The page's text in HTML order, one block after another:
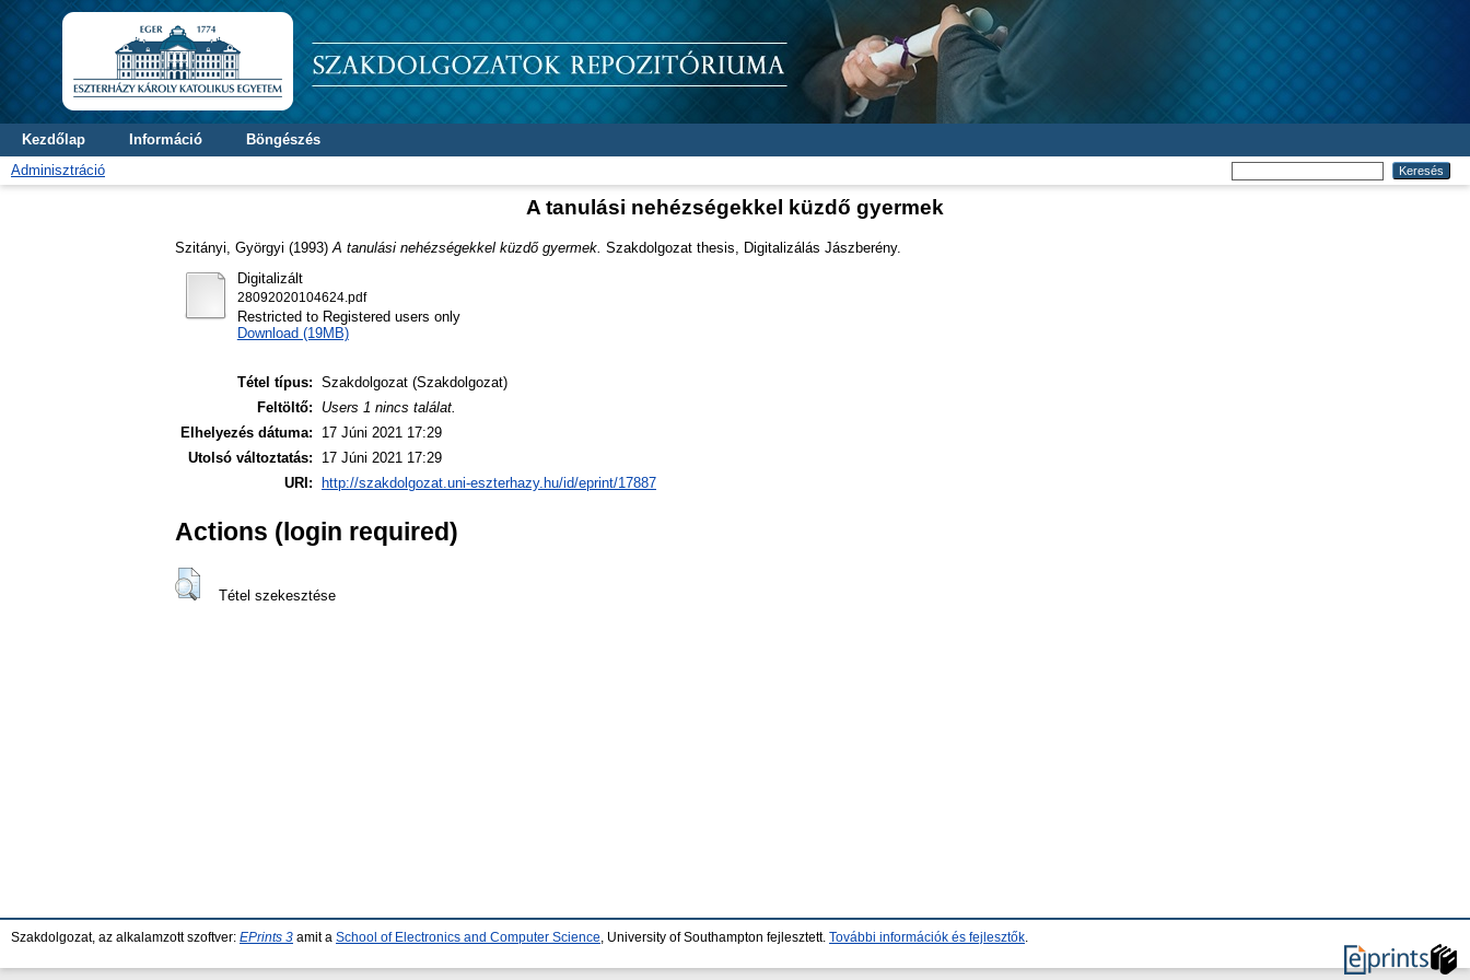
Kezdőlap Információ
Böngészés
Adminisztráció
A tanulási nehézségekkel küzdő gyermek
Szitányi, Györgyi (1993) A tanulási nehézségekkel küzdő gyermek. Szakdolgozat thesis, Digitalizálás Jászberény.
Digitalizált
28092020104624.pdf
Restricted to Registered users only
Download (19MB)
Tétel típus: Szakdolgozat (Szakdolgozat)
Feltöltő:
Users 1 nincs találat.
Elhelyezés dátuma:
17 Júni 2021 17:29
Utolsó változtatás:
17 Júni 2021 17:29
URI:
http://szakdolgozat.uni-eszterhazy.hu/id/eprint/17887
Actions (login required)
Tétel szekesztése
Szakdolgozat, az alkalamzott szoftver: EPrints 3 amit a School of Electronics and Computer Science , University of Southampton fejlesztett. További információk és fejlesztők